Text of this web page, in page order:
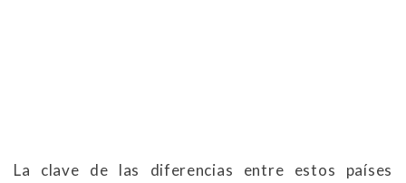
La clave de las diferencias entre estos países